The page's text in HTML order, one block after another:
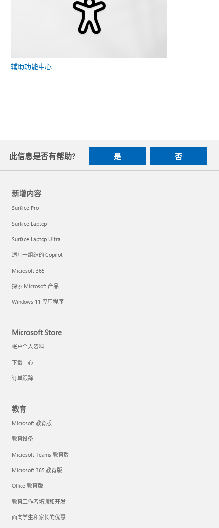
辅助功能中心
此信息是否有帮助? 是 否
新增内容
Surface Pro
Surface Laptop
Surface Laptop Ultra
适用于组织的 Copilot
Microsoft 365
探索 Microsoft 产品
Windows 11 应用程序
Microsoft Store
帐户个人资料
下载中心
订单跟踪
教育
Microsoft 教育版
教育设备
Microsoft Teams 教育版
Microsoft 365 教育版
Office 教育版
教育工作者培训和开发
面向学生和家长的优惠